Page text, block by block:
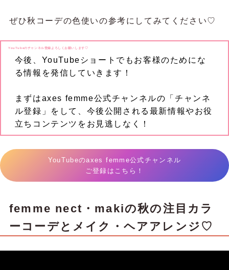
ぜひ秋コーデの色使いの参考にしてみてください♡
YouTubeのチャンネル登録よろしくお願いします♡
今後、YouTubeショートでもお客様のためにな
る情報を発信していきます！
まずはaxes femme公式チャンネルの「チャンネ
ル登録」をして、今後公開される最新情報やお役
立ちコンテンツをお見逃しなく！
YouTubeのaxes femme公式チャンネル
ご登録はこちら！
femme nect・makiの秋の注目カラ
ーコーデとメイク・ヘアアレンジ♡